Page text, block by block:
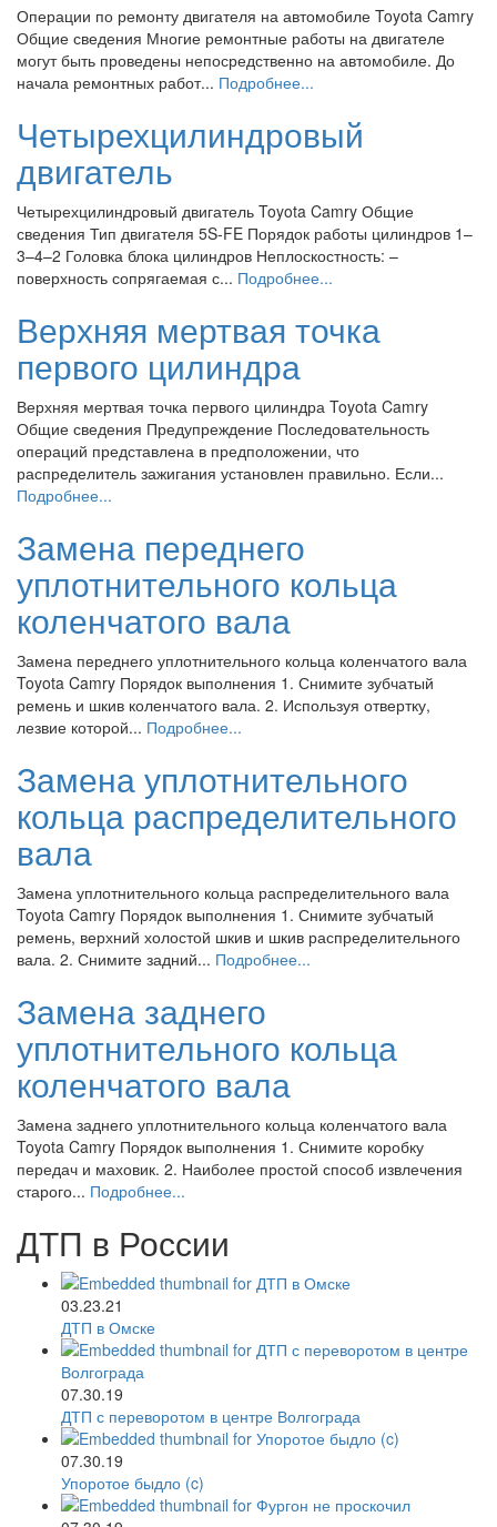
Операции по ремонту двигателя на автомобиле Toyota Camry
Общие сведения Многие ремонтные работы на двигателе
могут быть проведены непосредственно на автомобиле. До
начала ремонтных работ... Подробнее...
Четырехцилиндровый
двигатель
Четырехцилиндровый двигатель Toyota Camry Общие
сведения Тип двигателя 5S-FE Порядок работы цилиндров 1–
3–4–2 Головка блока цилиндров Неплоскостность: –
поверхность сопрягаемая с... Подробнее...
Верхняя мертвая точка
первого цилиндра
Верхняя мертвая точка первого цилиндра Toyota Camry
Общие сведения Предупреждение Последовательность
операций представлена в предположении, что
распределитель зажигания установлен правильно. Если...
Подробнее...
Замена переднего
уплотнительного кольца
коленчатого вала
Замена переднего уплотнительного кольца коленчатого вала
Toyota Camry Порядок выполнения 1. Снимите зубчатый
ремень и шкив коленчатого вала. 2. Используя отвертку,
лезвие которой... Подробнее...
Замена уплотнительного
кольца распределительного
вала
Замена уплотнительного кольца распределительного вала
Toyota Camry Порядок выполнения 1. Снимите зубчатый
ремень, верхний холостой шкив и шкив распределительного
вала. 2. Снимите задний... Подробнее...
Замена заднего
уплотнительного кольца
коленчатого вала
Замена заднего уплотнительного кольца коленчатого вала
Toyota Camry Порядок выполнения 1. Снимите коробку
передач и маховик. 2. Наиболее простой способ извлечения
старого... Подробнее...
ДТП в России
03.23.21
ДТП в Омске
07.30.19
ДТП с переворотом в центре Волгограда
07.30.19
Упоротое быдло (c)